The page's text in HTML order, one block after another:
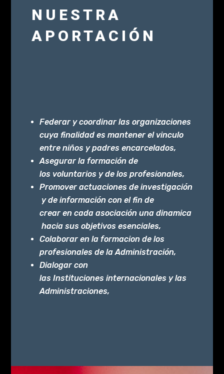
NUESTRA
APORTACIÓN
Federar y coordinarlas organizaciones
cuya finalidad es mantener el vinculo
entre niños y padres encarcelados,
Asegurar la formación de
los voluntarios y de los profesionales,​
Promover actuaciones de investigación
y de información con el fin de
crear en cada asociación una dinamica
hacia sus objetivos esenciales,​
Colaborar en la formacion de los
profesionales de la Administración,
Dialogar con
las Instituciones internacionales y las
Administraciones,